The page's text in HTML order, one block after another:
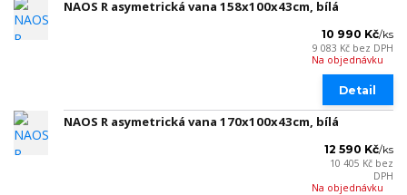
NAOS R asymetrická vana 158x100x43cm, bílá
10 990 Kč/ks
9 083 Kč bez DPH
Na objednávku
Detail
NAOS R asymetrická vana 170x100x43cm, bílá
12 590 Kč/ks
10 405 Kč bez
DPH
Na objednávku